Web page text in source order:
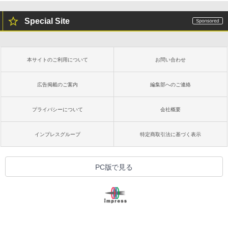
Special Site
本サイトのご利用について お問い合わせ
広告掲載のご案内 編集部へのご連絡
プライバシーについて 会社概要
インプレスグループ 特定商取引法に基づく表示
PC版で見る